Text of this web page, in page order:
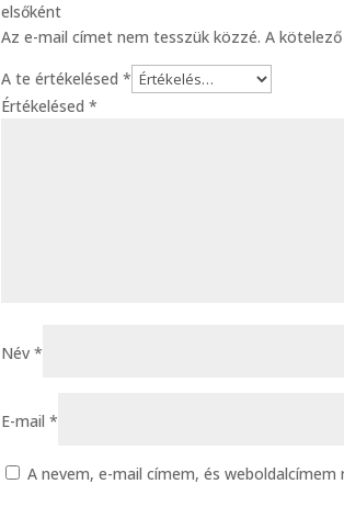
elsőként
Az e-mail címet nem tesszük közzé. A
A te értékelésed*
Értékelésed*
Név*
E-mail*
A nevem, e-mail címem, és